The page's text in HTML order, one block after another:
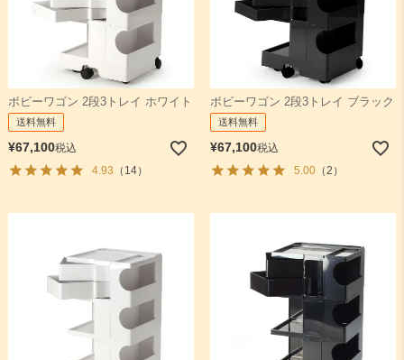
ボビーワゴン 2段3トレイ ホワイト
送料無料
¥67,100税込
4.93 （14）
ボビーワゴン 2段3トレイ ブラック
送料無料
¥67,100税込
5.00（2）